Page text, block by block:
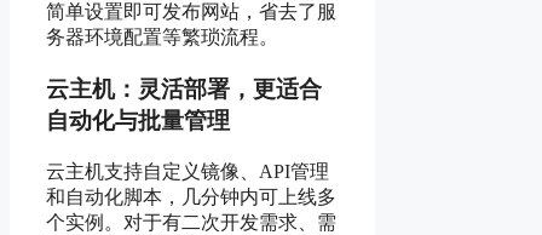
简单设置即可发布网站，省去了服
务器环境配置等繁琐流程。
云主机：灵活部署，更适合
自动化与批量管理
云主机支持自定义镜像、API管理
和自动化脚本，几分钟内可上线多
个实例。对于有二次开发需求、需